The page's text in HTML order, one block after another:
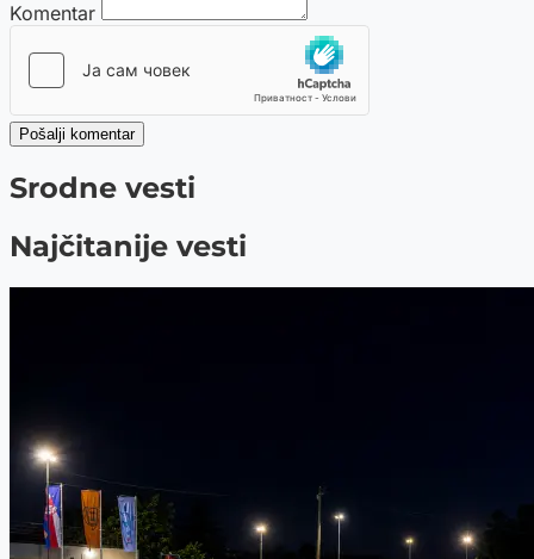
Komentar
Pošalji komentar
Srodne vesti
Najčitanije vesti